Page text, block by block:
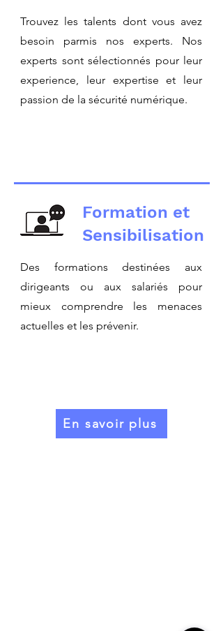
Trouvez les talents dont vous avez
besoin parmis nos experts. Nos
experts sont sélectionnés pour leur
experience, leur expertise et leur
passion de la sécurité numérique.
Formation et
Sensibilisation
Des formations destinées aux
dirigeants ou aux salariés pour
mieux comprendre les menaces
actuelles et les prévenir.
En savoir plus